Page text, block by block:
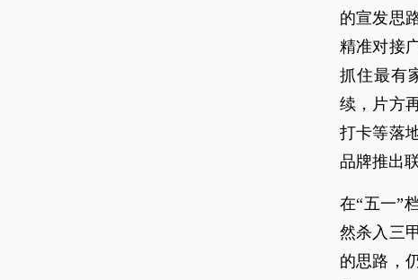
的宣发思
精准对接
抓住最有
续，片方
打卡等落
品牌推出
在“五一”
然杀入三
的思路，